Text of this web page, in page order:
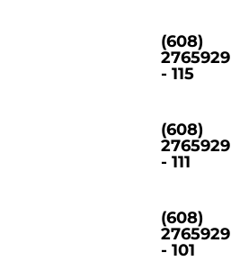
(608)
2765929
- 115
(608)
2765929
- 111
(608)
2765929
- 101